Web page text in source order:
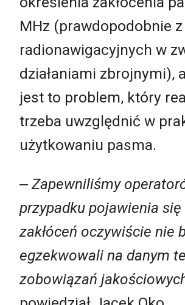
MHz (prawdopodobnie
radionawigacyjnych w
działaniami zbrojnymi),
jest to problem, który
trzeba uwzględnić w
użytkowaniu pasma.
‒ Zapewniliśmy
przypadku pojawienia
zakłóceń oczywiście nie
egzekwowali na danym
zobowiązań